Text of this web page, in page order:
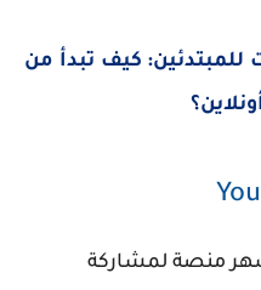
للمبتدئين: كيف تبدأ من
منصة لمشاركة